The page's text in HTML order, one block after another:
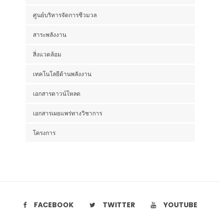
ศูนย์บริหารจัดการชีวมวล
สาระพลังงาน
สิ่งแวดล้อม
เทคโนโลยีด้านพลังงาน
เอกสารดาวน์โหลด
เอกสารเผยแพร่ทางวิชาการ
โครงการ
FACEBOOK TWITTER YOUTUBE